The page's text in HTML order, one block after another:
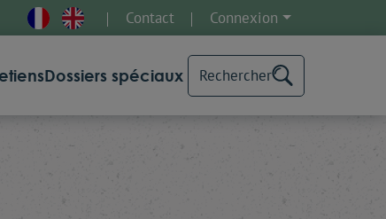
Contact Connexion
Dossiers spéciaux Rechercher